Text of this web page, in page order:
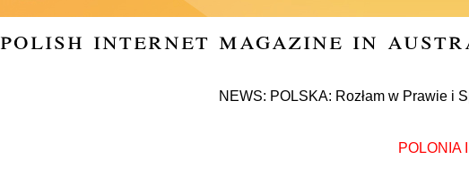
polish internet magazine in
NEWS: POLSKA: Rozłam w Prawie i
POLONIA